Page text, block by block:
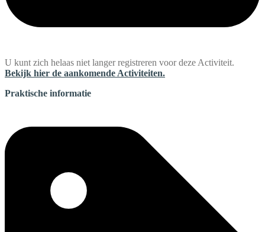
U kunt zich helaas niet langer registreren voor deze Activiteit.
Bekijk hier de aankomende Activiteiten.
Praktische informatie